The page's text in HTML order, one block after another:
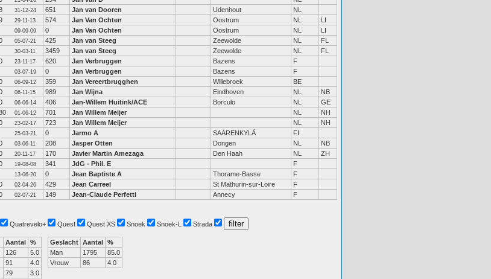
31-12-24 651 Jan van Dooren Udenhout
NL
29-11-13 574 Jan Van Ochten Oostrum NL
LI
09-09-09 0 Jan Van Ochten Oostrum NL
LI
05-07-21 425 Jan van Steeg Zeewolde NL
FL
30-03-11 3459 Jan van Steeg Zeewolde NL
FL
23-11-17 620 Jan Verbruggen Bazens
F
03-07-19 0 Jan Verbruggen Bazens
F
06-09-12 359 Jan Vereertbrugghen Willebroek
BE
06-11-15 989 Jan Wijna Eindhoven NL
NB
06-06-14 406 Jan-Willem Huitink/ACE Borculo NL
GE
01-06-12 701 Jan Willem Meijer NL
NH
23-02-17 723 Jan Willem Meijer NL
NH
25-03-21 0 Jarmo A SAARENKYLÄ
FI
03-06-11 208 Jasper Otten Dongen NL
NB
20-11-17 170 Javier Martin Amezaga Den Haah NL
ZH
19-08-08 341 JdG - Phil. E
F
13-06-20 0 Jean Baptiste A Thorame-Basse
F
02-04-26 429 Jean Carreel St Mathurin-sur-Loire
F
02-07-21 149 Jean-Claude Perfetti Annecy F
Quatrevelo+ Quest Quest XS Snoek Snoek-L Strada
Aantal %
126
5.0
91
4.0
79
3.0
Geslacht Aantal %
Man
1795
85.0
Vrouw
86 4.0